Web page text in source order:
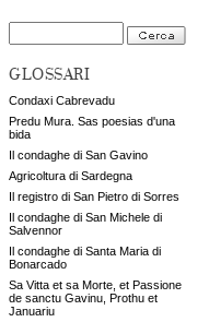
GLOSSARI
Condaxi Cabrevadu
Predu Mura. Sas poesias d'una
bida
Il condaghe di San Gavino
Agricoltura di Sardegna
Il registro di San Pietro di Sorres
Il condaghe di San Michele di
Salvennor
Il condaghe di Santa Maria di
Bonarcado
Sa Vitta et sa Morte, et Passione
de sanctu Gavinu, Prothu et
Januariu